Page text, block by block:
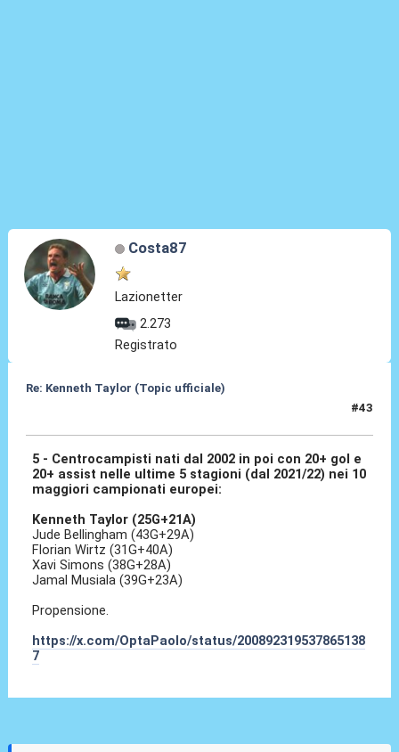
Costa87
Lazionetter
2.273
Registrato
Re: Kenneth Taylor (Topic ufficiale)
#43
5 - Centrocampisti nati dal 2002 in poi con 20+ gol e
20+ assist nelle ultime 5 stagioni (dal 2021/22) nei 10
maggiori campionati europei:
Kenneth Taylor (25G+21A)
Jude Bellingham (43G+29A)
Florian Wirtz (31G+40A)
Xavi Simons (38G+28A)
Jamal Musiala (39G+23A)
Propensione.
https://x.com/OptaPaolo/status/200892319537865138
7